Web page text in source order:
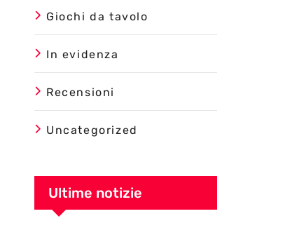
Giochi da tavolo
In evidenza
Recensioni
Uncategorized
Ultime notizie